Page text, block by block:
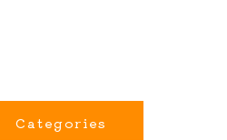
Categories